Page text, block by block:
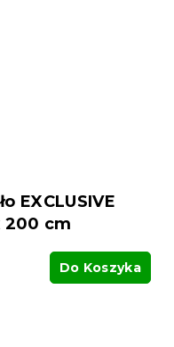
EXCLUSIVE
200 cm
Do Koszyka